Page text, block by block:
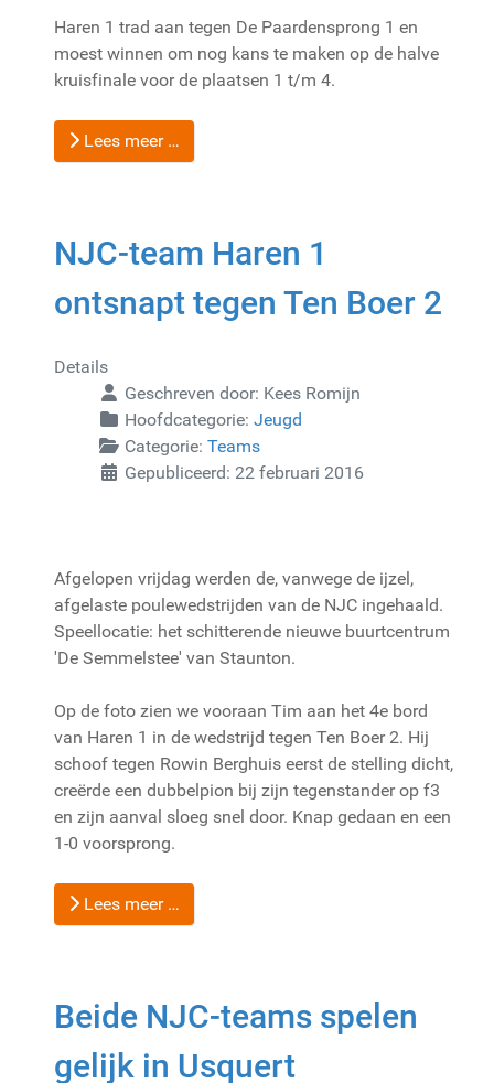
Haren 1 trad aan tegen De Paardensprong 1 en
moest winnen om nog kans te maken op de halve
kruisfinale voor de plaatsen 1 t/m 4.
Lees meer …
NJC-team Haren 1
ontsnapt tegen Ten Boer 2
Details
Geschreven door: Kees Romijn
Hoofdcategorie: Jeugd
Categorie: Teams
Gepubliceerd: 22 februari 2016
Afgelopen vrijdag werden de, vanwege de ijzel,
afgelaste poulewedstrijden van de NJC ingehaald.
Speellocatie: het schitterende nieuwe buurtcentrum
'De Semmelstee' van Staunton.
Op de foto zien we vooraan Tim aan het 4e bord
van Haren 1 in de wedstrijd tegen Ten Boer 2. Hij
schoof tegen Rowin Berghuis eerst de stelling dicht,
creërde een dubbelpion bij zijn tegenstander op f3
en zijn aanval sloeg snel door. Knap gedaan en een
1-0 voorsprong.
Lees meer …
Beide NJC-teams spelen
gelijk in Usquert